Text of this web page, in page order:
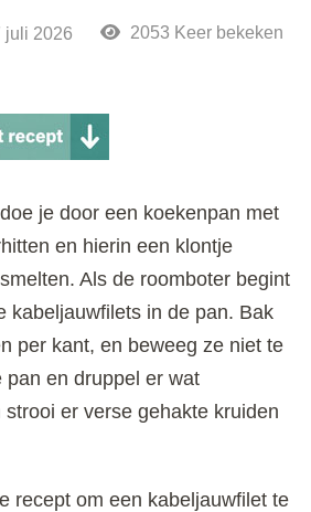
juli 2026 2053 Keer bekeken
je door een koekenpan met
en hierin een klontje
Als de roomboter begint
kabeljauwfilets in de pan. Bak
per kant, en beweeg ze niet te
pan en druppel er wat
er verse gehakte kruiden
recept om een kabeljauwfilet te